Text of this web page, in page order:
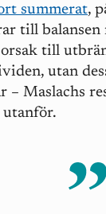
summerat,
till balansen
orsak till
utan
– Maslachs